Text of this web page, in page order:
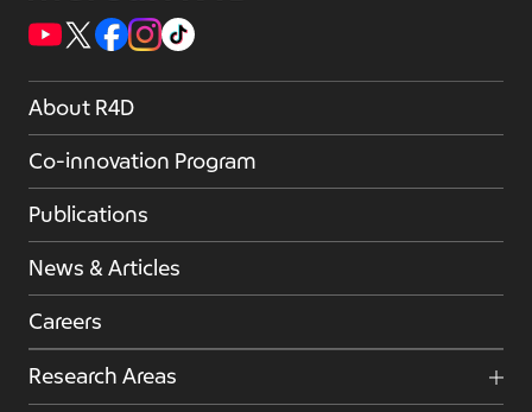
About R4D
Co-innovation Program
Publications
News & Articles
Careers
Research Areas